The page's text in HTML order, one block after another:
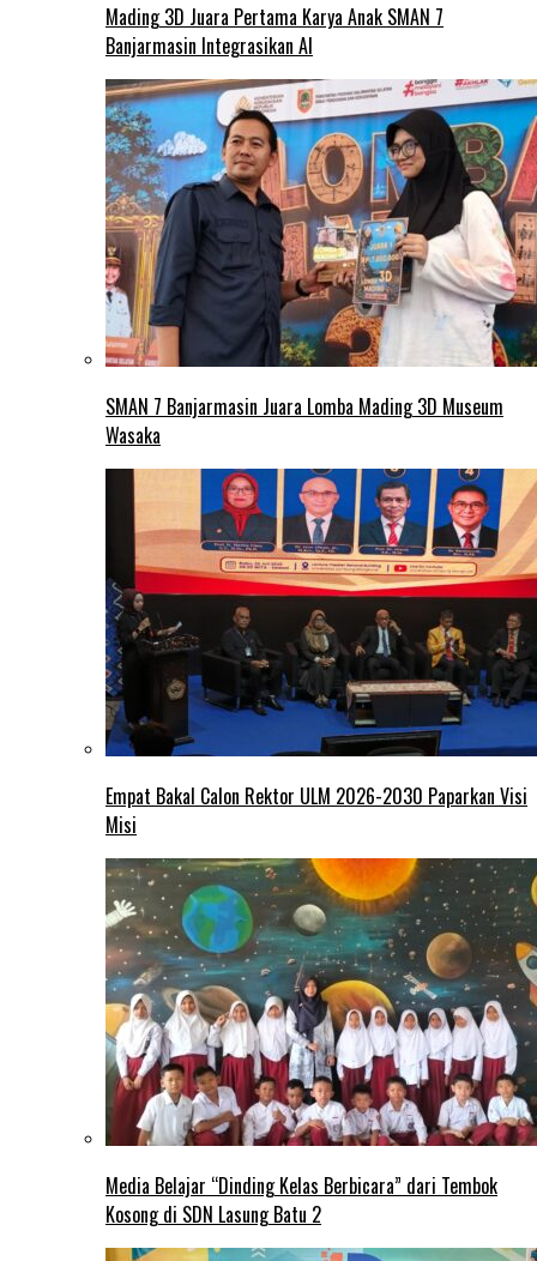
Mading 3D Juara Pertama Karya Anak SMAN 7
Banjarmasin Integrasikan AI
SMAN 7 Banjarmasin Juara Lomba Mading 3D Museum
Wasaka
Empat Bakal Calon Rektor ULM 2026-2030 Paparkan Visi
Misi
Media Belajar “Dinding Kelas Berbicara” dari Tembok
Kosong di SDN Lasung Batu 2